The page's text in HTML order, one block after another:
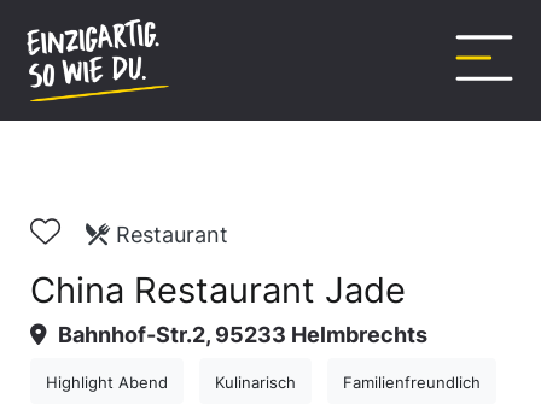
springen
Restaurant
China Restaurant Jade
Bahnhof-Str.2, 95233 Helmbrechts
Highlight Abend Kulinarisch Familienfreundlich